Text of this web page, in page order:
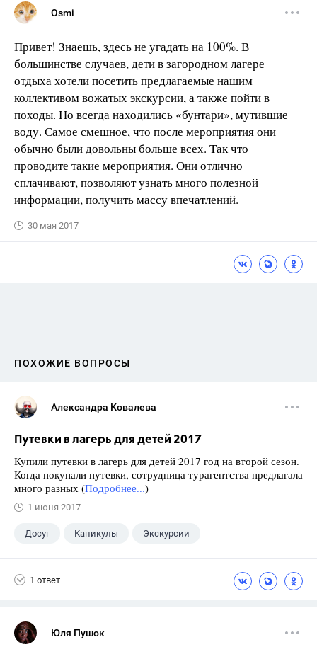
Osmi
Привет! Знаешь, здесь не угадать на 100%. В
большинстве случаев, дети в загородном лагере
отдыха хотели посетить предлагаемые нашим
коллективом вожатых экскурсии, а также пойти в
походы. Но всегда находились «бунтари», мутившие
воду. Самое смешное, что после мероприятия они
обычно были довольны больше всех. Так что
проводите такие мероприятия. Они отлично
сплачивают, позволяют узнать много полезной
информации, получить массу впечатлений.
30 мая 2017
ПОХОЖИЕ ВОПРОСЫ
Александра Ковалева
Путевки в лагерь для детей 2017
Купили путевки в лагерь для детей 2017 год на второй сезон.
Когда покупали путевки, сотрудница турагентства предлагала
много разных (Подробнее...)
1 июня 2017
Досуг Каникулы Экскурсии
1 ответ
Юля Пушок